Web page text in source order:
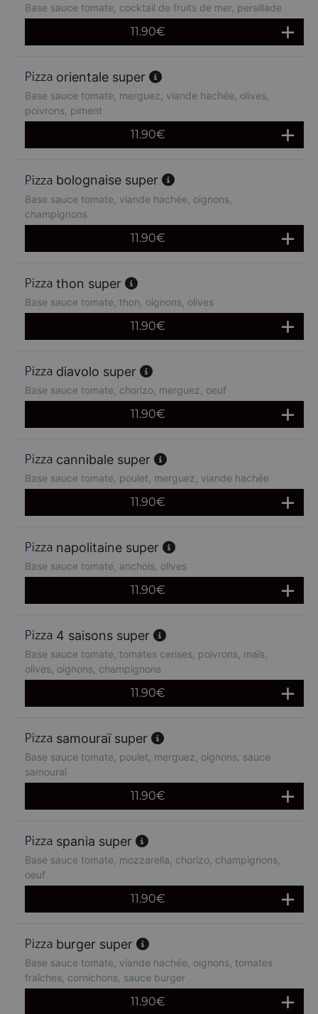
Base sauce tomate, cocktail de fruits de mer, persillade
11.90€
orientale super
Base sauce tomate, merguez, viande hachée, olives,
poivrons, piment
11.90€
bolognaise super
Base sauce tomate, viande hachée, oignons,
champignons
11.90€
thon super
Base sauce tomate, thon, oignons, olives
11.90€
diavolo super
Base sauce tomate, chorizo, merguez, oeuf
11.90€
cannibale super
Base sauce tomate, poulet, merguez, viande hachée
11.90€
napolitaine super
Base sauce tomate, anchois, olives
11.90€
4 saisons super
Base sauce tomate, tomates cerises, poivrons, maïs,
olives, oignons, champignons
11.90€
samouraï super
Base sauce tomate, poulet, merguez, oignons, sauce
samouraï
11.90€
spania super
Base sauce tomate, mozzarella, chorizo, champignons,
oeuf
11.90€
burger super
Base sauce tomate, viande hachée, oignons, tomates
fraîches, cornichons, sauce burger
11.90€